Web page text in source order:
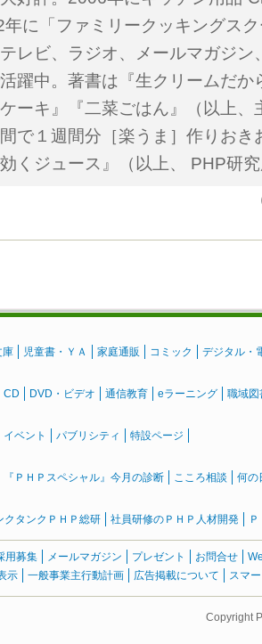
に「ファミリークッキングス
レビ、ラジオ、メールマガジン
躍中。著書は『生クリームだ
ーキ』『二菜ごはん』（以上
で１週間分［楽うま］作りおき
くジュース』（以上、 PHP研
庫 児童書・ＹＡ 家庭通販 コミック デジタル・
CD DVD・ビデオ 通信教育 eラーニング 職域図
イベント パブリシティ 特設ページ
『ＰＨＰスペシャル』今月の診断 こころ相談 何の
クタンクＰＨＰ総研 社員研修のＰＨＰ人材開発
用募集 メールマガジン プレゼント お問合せ
示
一般事業主行動計画 広告掲載について スマ
Copyright